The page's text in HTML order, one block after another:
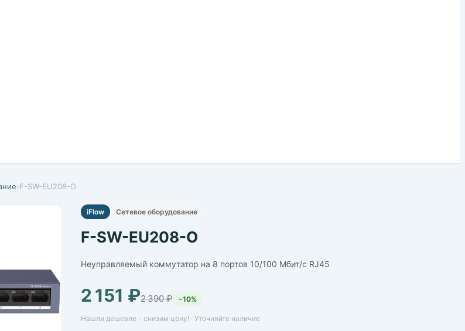
›F-SW-EU208-O
iFlow Сетевое оборудование
F-SW-EU208-O
Неуправляемый коммутатор на 8 портов 10/100 Мбит/с RJ45
2 151 ₽2 390 ₽ −10%
Нашли дешевле - снизим цену! · Уточняйте наличие